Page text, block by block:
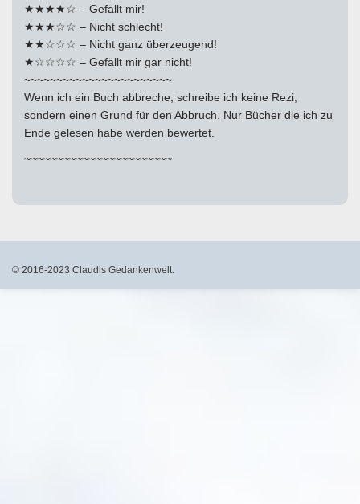
★★★★☆ – Gefällt mir!
★★★☆☆ – Nicht schlecht!
★★☆☆☆ – Nicht ganz überzeugend!
★☆☆☆☆ – Gefällt mir gar nicht!
~~~~~~~~~~~~~~~~~~~~~~~
Wenn ich ein Buch abbreche, schreibe ich keine Rezi,
sondern einen Grund für den Abbruch. Nur Bücher die ich zu
Ende gelesen habe werden bewertet.
~~~~~~~~~~~~~~~~~~~~~~~
© 2016-2023 Claudis Gedankenwelt.